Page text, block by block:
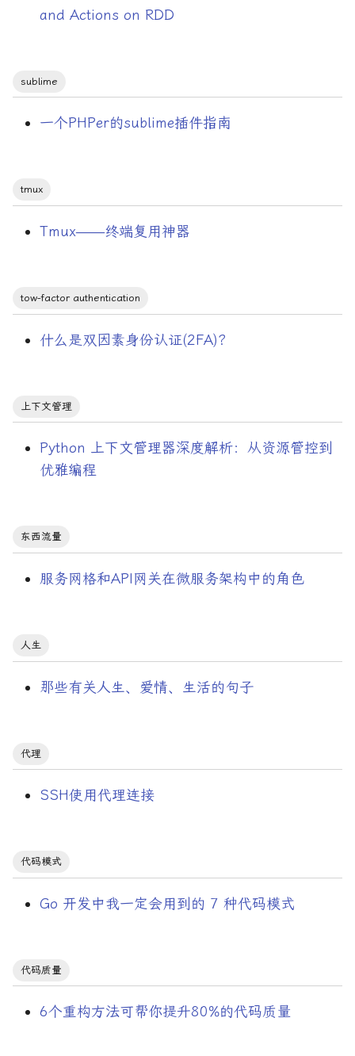
and Actions on RDD
sublime
一个PHPer的sublime插件指南
tmux
Tmux——终端复用神器
tow-factor authentication
什么是双因素身份认证(2FA)?
上下文管理
Python 上下文管理器深度解析：从资源管控到
优雅编程
东西流量
服务网格和API网关在微服务架构中的角色
人生
那些有关人生、爱情、生活的句子
代理
SSH使用代理连接
代码模式
Go 开发中我一定会用到的 7 种代码模式
代码质量
6个重构方法可帮你提升80%的代码质量